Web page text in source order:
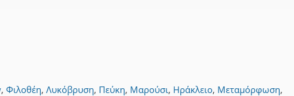
, Φιλοθέη, Λυκόβρυση, Πεύκη, Μαρούσι, Ηράκλειο, Μεταμόρφωση,